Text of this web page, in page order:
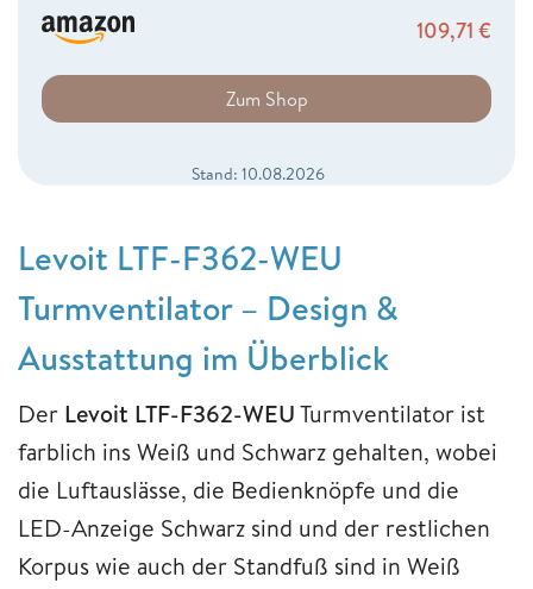
109,71 €
Zum Shop
Stand: 10.08.2026
Levoit LTF-F362-WEU
Turmventilator – Design &
Ausstattung im Überblick
Der Levoit LTF-F362-WEUTurmventilator ist
farblich ins Weiß und Schwarz gehalten, wobei
die Luftauslässe, die Bedienknöpfe und die
LED-Anzeige Schwarz sind und der restlichen
Korpus wie auch der Standfuß sind in Weiß